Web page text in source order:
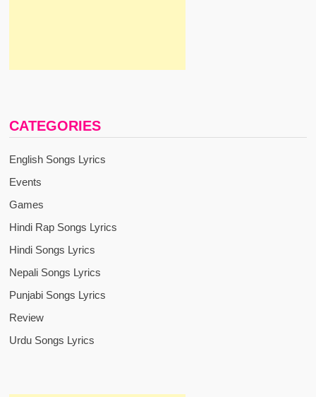
CATEGORIES
English Songs Lyrics
Events
Games
Hindi Rap Songs Lyrics
Hindi Songs Lyrics
Nepali Songs Lyrics
Punjabi Songs Lyrics
Review
Urdu Songs Lyrics